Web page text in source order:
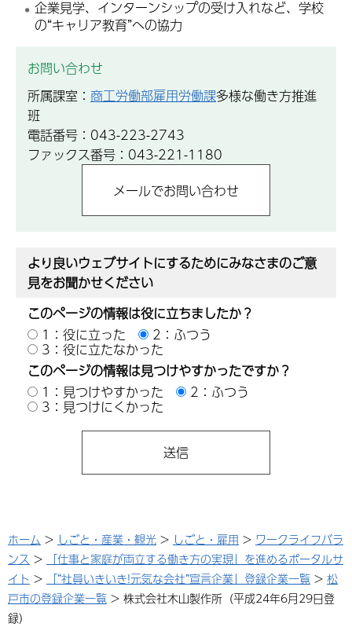
企業見学、インターンシップの受け入れなど、学校
の“キャリア教育”への協力
お問い合わせ
所属課室： 商工労働部雇用労働課多様な働き方推進
班
電話番号：043-223-2743
ファックス番号：043-221-1180
より良いウェブサイトにするためにみなさまのご意
見をお聞かせください
このページの情報は役に立ちましたか？
1：役に立った
2：ふつう
3：役に立たなかった
このページの情報は見つけやすかったですか？
1：見つけやすかった
2：ふつう
3：見つけにくかった
ホーム > しごと・産業・観光 > しごと・雇用 > ワークライフバラ
ンス >
「仕事と家庭が両立する働き方の実現」を進めるポータルサ
イト > 「“社員いきいき!元気な会社”宣言企業」登録企業一覧 > 松
戸市の登録企業一覧 > 株式会社木山製作所（平成24年6月29日登
録）